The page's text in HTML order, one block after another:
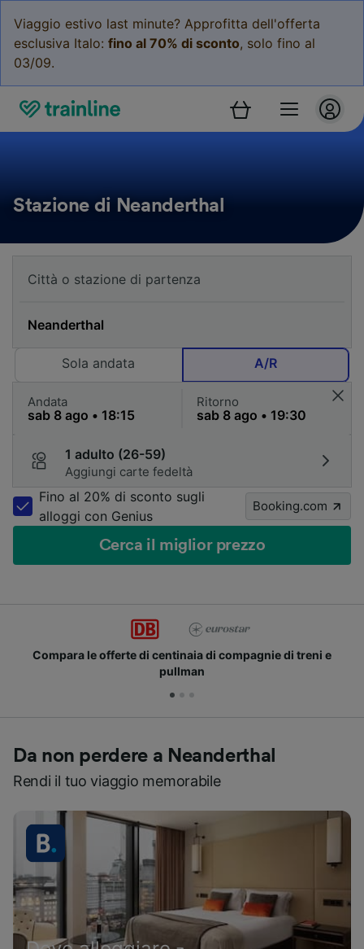
Viaggio estivo last minute? Approfitta dell'offerta
esclusiva Italo: fino al 70% di sconto, solo fino al
03/09.
Stazione di Neanderthal
Sola andata A/R
Andata Ritorno
1 adulto (26-59)
Aggiungi carte fedeltà
Fino al 20% di sconto sugli
alloggi con Genius
Booking.com
Cerca il miglior prezzo
Compara le offerte di centinaia di compagnie di treni e
pullman
Da non perdere a Neanderthal
Rendi il tuo viaggio memorabile